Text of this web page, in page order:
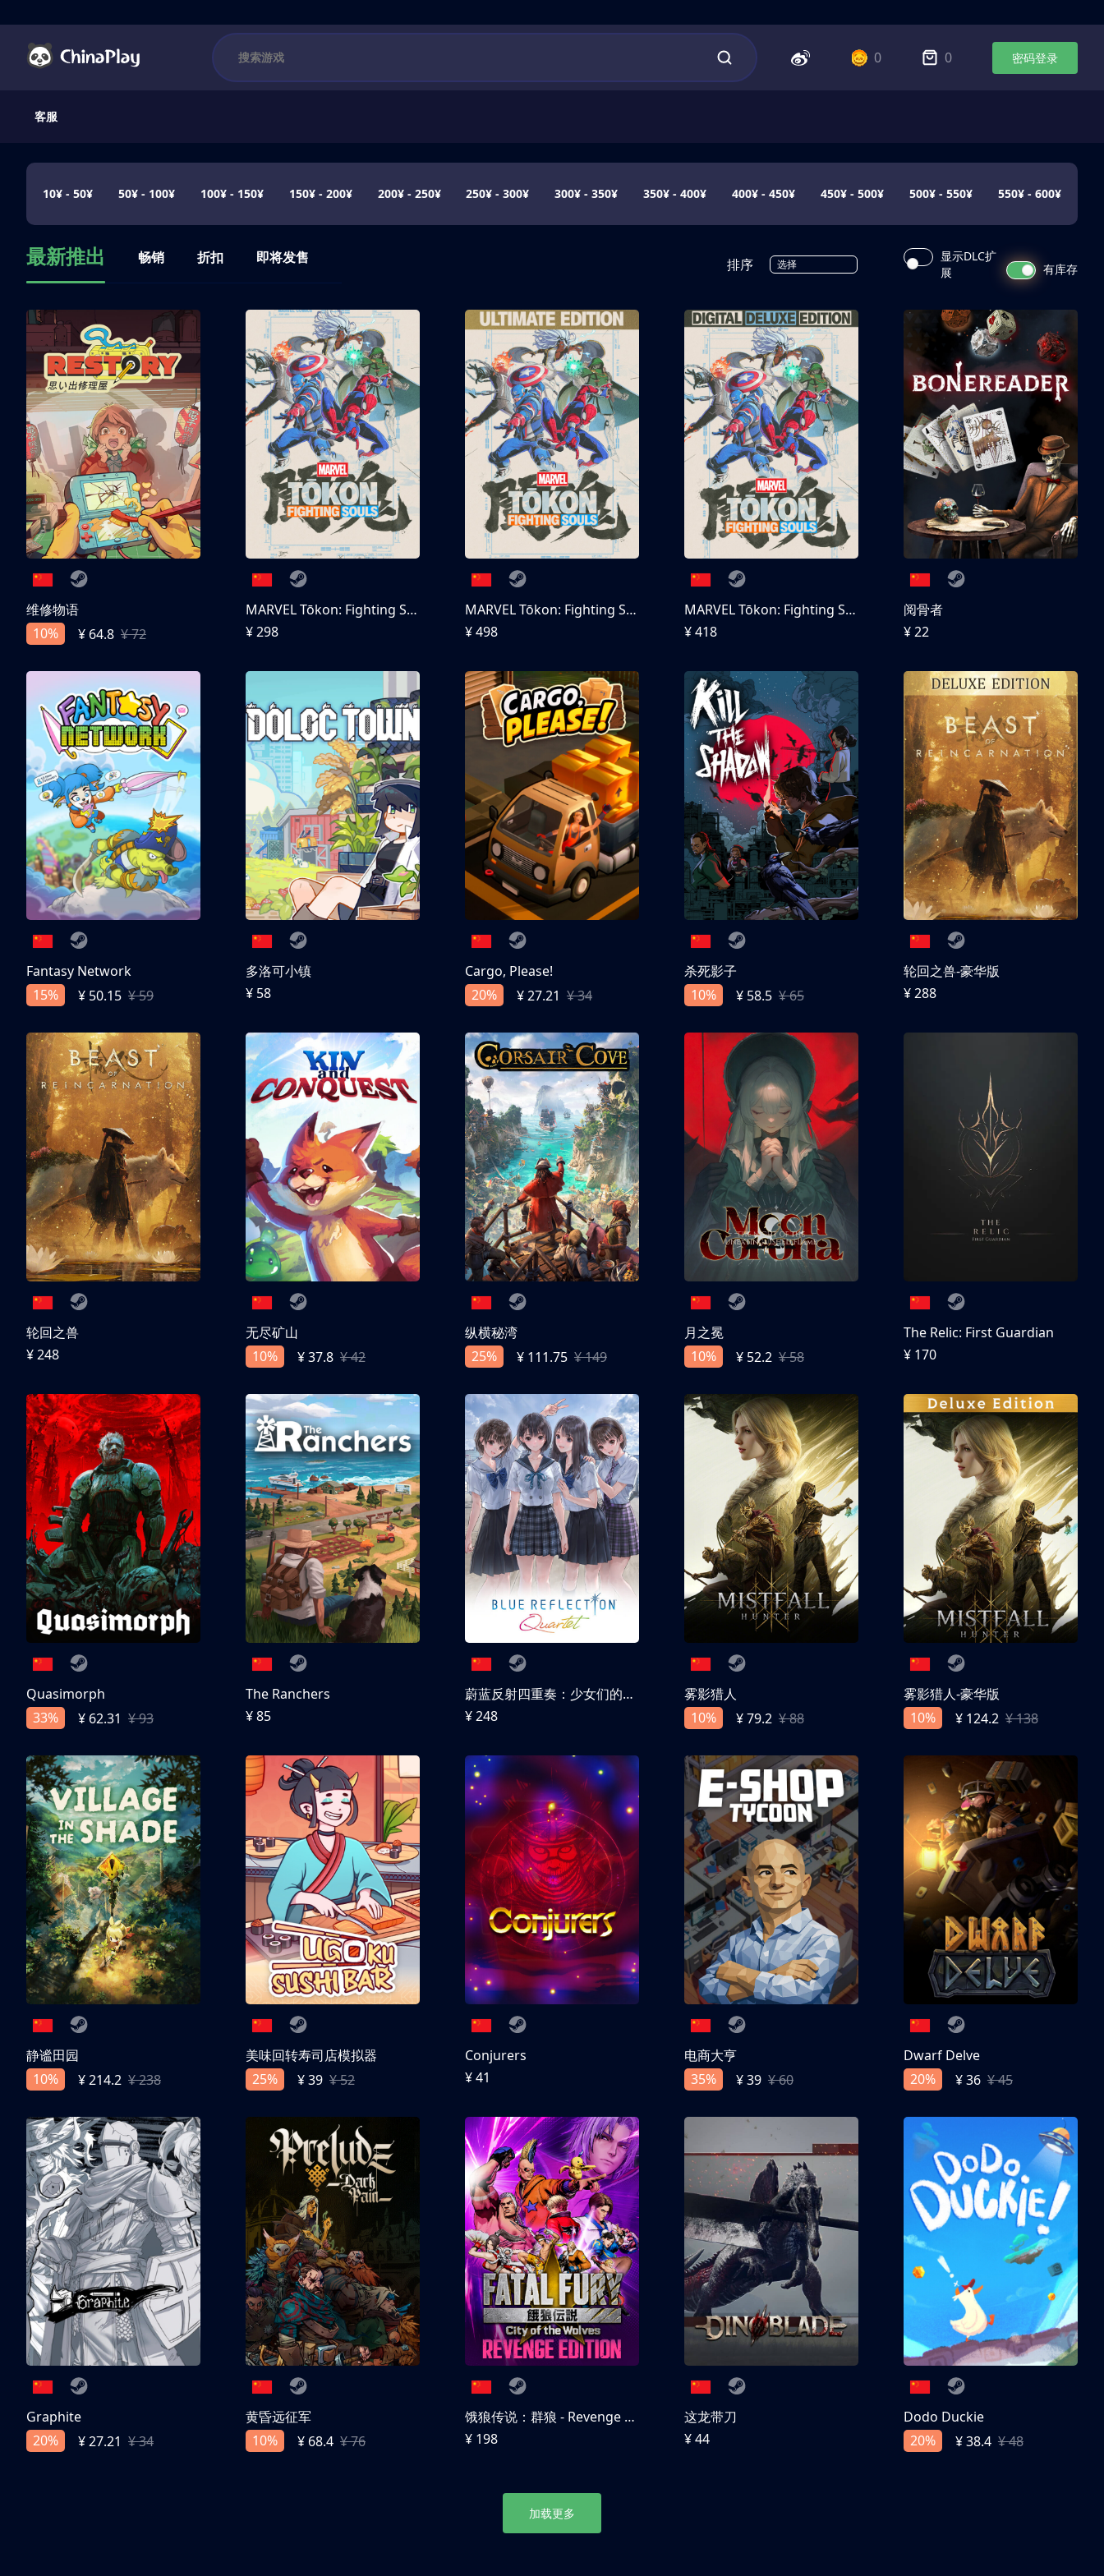
0 0 密码登录
客服
10¥ - 50¥ 50¥ - 100¥ 100¥ - 150¥ 150¥ - 200¥ 200¥ - 250¥ 250¥ - 300¥ 300¥ - 350¥ 350¥ - 400¥ 400¥ - 450¥ 450¥ - 500¥ 500¥ - 550¥ 550¥ - 600¥
最新推出 畅销 折扣 即将发售 排序 选择
显示DLC扩
展
有库存
维修物语
10%
¥ 64.8 ¥ 72
MARVEL Tōkon: Fighting Souls
¥ 298
MARVEL Tōkon: Fighting Souls 终极版
¥ 498
MARVEL Tōkon: Fighting Souls 数字豪华版
¥ 418
阅骨者
¥ 22
Fantasy Network
15%
¥ 50.15 ¥ 59
多洛可小镇
¥ 58
Cargo, Please!
20%
¥ 27.21 ¥ 34
杀死影子
10%
¥ 58.5 ¥ 65
轮回之兽-豪华版
¥ 288
轮回之兽
¥ 248
无尽矿山
10%
¥ 37.8 ¥ 42
纵横秘湾
25%
¥ 111.75 ¥ 149
月之冕
10%
¥ 52.2 ¥ 58
The Relic: First Guardian
¥ 170
Quasimorph
33%
¥ 62.31 ¥ 93
The Ranchers
¥ 85
蔚蓝反射四重奏：少女们的奇迹
¥ 248
雾影猎人
10%
¥ 79.2 ¥ 88
雾影猎人-豪华版
10%
¥ 124.2 ¥ 138
静谧田园
10%
¥ 214.2 ¥ 238
美味回转寿司店模拟器
25%
¥ 39 ¥ 52
Conjurers
¥ 41
电商大亨
35%
¥ 39 ¥ 60
Dwarf Delve
20%
¥ 36 ¥ 45
Graphite
20%
¥ 27.21 ¥ 34
黄昏远征军
10%
¥ 68.4 ¥ 76
饿狼传说：群狼 - Revenge Edition
¥ 198
这龙带刀
¥ 44
Dodo Duckie
20%
¥ 38.4 ¥ 48
加载更多